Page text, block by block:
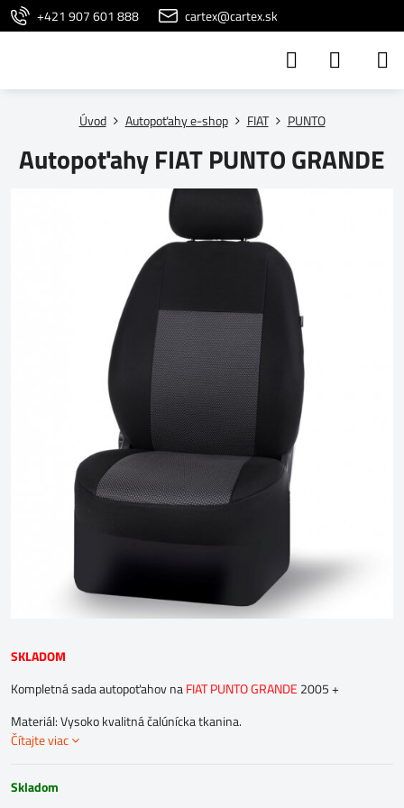
+421 907 601 888 cartex@cartex.sk
Úvod Autopoťahy e-shop FIAT PUNTO
Autopoťahy FIAT PUNTO GRANDE
SKLADOM
Kompletná sada autopoťahov naFIAT PUNTO GRANDE 2005 +
Materiál: Vysoko kvalitná čalúnícka tkanina.
Čítajte viac
Skladom